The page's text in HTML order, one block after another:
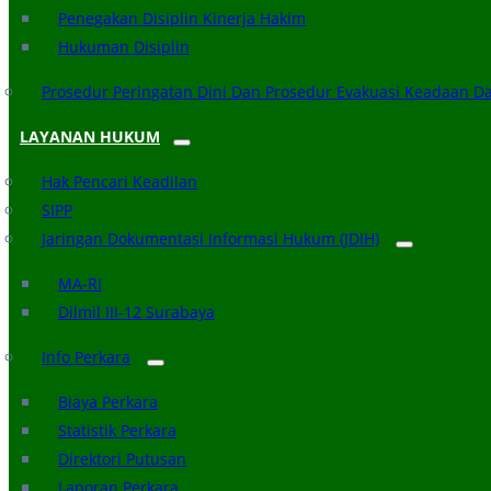
Penegakan Disiplin Kinerja Hakim
Hukuman Disiplin
Prosedur Peringatan Dini Dan Prosedur Evakuasi Keadaan
LAYANAN HUKUM
Hak Pencari Keadilan
SIPP
Jaringan Dokumentasi Informasi Hukum (JDIH)
MA-RI
Dilmil III-12 Surabaya
Info Perkara
Biaya Perkara
Statistik Perkara
Direktori Putusan